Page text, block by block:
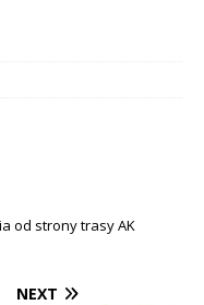
od strony trasy AK
NEXT